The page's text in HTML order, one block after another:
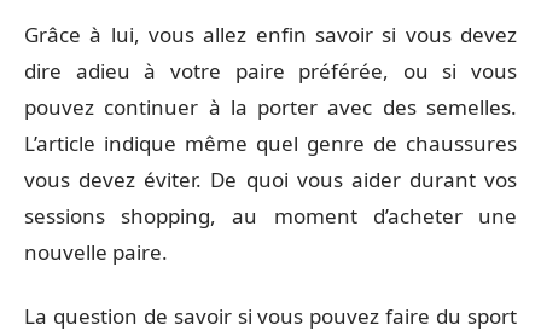
Grâce à lui, vous allez enfin savoir si vous devez
dire adieu à votre paire préférée, ou si vous
pouvez continuer à la porter avec des semelles.
L’article indique même quel genre de chaussures
vous devez éviter. De quoi vous aider durant vos
sessions shopping, au moment d’acheter une
nouvelle paire.
La question de savoir si vous pouvez faire du sport